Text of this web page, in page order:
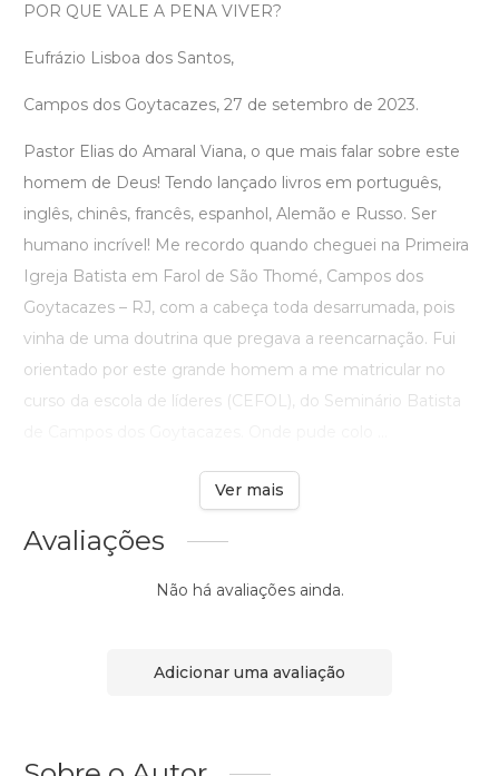
POR QUE VALE A PENA VIVER?
Eufrázio Lisboa dos Santos,
Campos dos Goytacazes, 27 de setembro de 2023.
Pastor Elias do Amaral Viana, o que mais falar sobre este
homem de Deus! Tendo lançado livros em português,
inglês, chinês, francês, espanhol, Alemão e Russo. Ser
humano incrível! Me recordo quando cheguei na Primeira
Igreja Batista em Farol de São Thomé, Campos dos
Goytacazes – RJ, com a cabeça toda desarrumada, pois
vinha de uma doutrina que pregava a reencarnação. Fui
orientado por este grande homem a me matricular no
curso da escola de líderes (CEFOL), do Seminário Batista
Ver mais
Avaliações
Não há avaliações ainda.
Adicionar uma avaliação